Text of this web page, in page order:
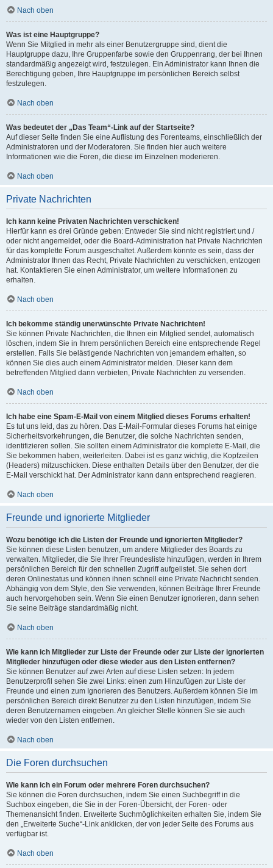
Nach oben
Was ist eine Hauptgruppe?
Wenn Sie Mitglied in mehr als einer Benutzergruppe sind, dient die
Hauptgruppe dazu, Ihre Gruppenfarbe sowie den Gruppenrang, der bei Ihnen
standardmäßig angezeigt wird, festzulegen. Ein Administrator kann Ihnen die
Berechtigung geben, Ihre Hauptgruppe im persönlichen Bereich selbst
festzulegen.
Nach oben
Was bedeutet der „Das Team“-Link auf der Startseite?
Auf dieser Seite finden Sie eine Auflistung des Forenteams, einschließlich der
Administratoren und der Moderatoren. Sie finden hier auch weitere
Informationen wie die Foren, die diese im Einzelnen moderieren.
Nach oben
Private Nachrichten
Ich kann keine Privaten Nachrichten verschicken!
Hierfür kann es drei Gründe geben: Entweder Sie sind nicht registriert und /
oder nicht angemeldet, oder die Board-Administration hat Private Nachrichten
für das komplette Forum ausgeschaltet. Außerdem könnte es sein, dass der
Administrator Ihnen das Recht, Private Nachrichten zu verschicken, entzogen
hat. Kontaktieren Sie einen Administrator, um weitere Informationen zu
erhalten.
Nach oben
Ich bekomme ständig unerwünschte Private Nachrichten!
Sie können Private Nachrichten, die Ihnen ein Mitglied sendet, automatisch
löschen, indem Sie in Ihrem persönlichen Bereich eine entsprechende Regel
erstellen. Falls Sie belästigende Nachrichten von jemandem erhalten, so
können Sie dies auch einem Administrator melden. Dieser kann dem
betreffenden Mitglied dann verbieten, Private Nachrichten zu versenden.
Nach oben
Ich habe eine Spam-E-Mail von einem Mitglied dieses Forums erhalten!
Es tut uns leid, das zu hören. Das E-Mail-Formular dieses Forums hat einige
Sicherheitsvorkehrungen, die Benutzer, die solche Nachrichten senden,
identifizieren sollen. Sie sollten einem Administrator die komplette E-Mail, die
Sie bekommen haben, weiterleiten. Dabei ist es ganz wichtig, die Kopfzeilen
(Headers) mitzuschicken. Diese enthalten Details über den Benutzer, der die
E-Mail verschickt hat. Der Administrator kann dann entsprechend reagieren.
Nach oben
Freunde und ignorierte Mitglieder
Wozu benötige ich die Listen der Freunde und ignorierten Mitglieder?
Sie können diese Listen benutzen, um andere Mitglieder des Boards zu
verwalten. Mitglieder, die Sie Ihrer Freundesliste hinzufügen, werden in Ihrem
persönlichen Bereich für den schnellen Zugriff aufgelistet. Sie sehen dort
deren Onlinestatus und können ihnen schnell eine Private Nachricht senden.
Abhängig von dem Style, den Sie verwenden, können Beiträge Ihrer Freunde
auch hervorgehoben sein. Wenn Sie einen Benutzer ignorieren, dann sehen
Sie seine Beiträge standardmäßig nicht.
Nach oben
Wie kann ich Mitglieder zur Liste der Freunde oder zur Liste der ignorierten
Mitglieder hinzufügen oder diese wieder aus den Listen entfernen?
Sie können Benutzer auf zwei Arten auf diese Listen setzen: In jedem
Benutzerprofil sehen Sie zwei Links: einen zum Hinzufügen zur Liste der
Freunde und einen zum Ignorieren des Benutzers. Außerdem können Sie im
persönlichen Bereich direkt Benutzer zu den Listen hinzufügen, indem Sie
deren Benutzernamen eingeben. An gleicher Stelle können Sie sie auch
wieder von den Listen entfernen.
Nach oben
Die Foren durchsuchen
Wie kann ich ein Forum oder mehrere Foren durchsuchen?
Sie können die Foren durchsuchen, indem Sie einen Suchbegriff in die
Suchbox eingeben, die Sie in der Foren-Übersicht, der Foren- oder
Themenansicht finden. Erweiterte Suchmöglichkeiten erhalten Sie, indem Sie
den „Erweiterte Suche“-Link anklicken, der von jeder Seite des Forums aus
verfügbar ist.
Nach oben